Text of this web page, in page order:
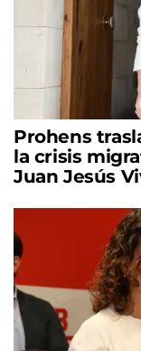
Prohens
la crisis
Juan Jesús